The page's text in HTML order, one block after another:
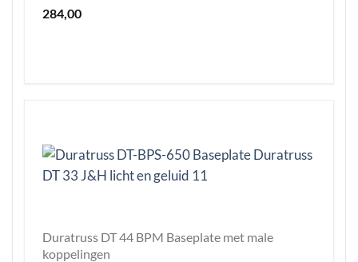
284,00
Duratruss DT 44 BPM Baseplate met male
koppelingen